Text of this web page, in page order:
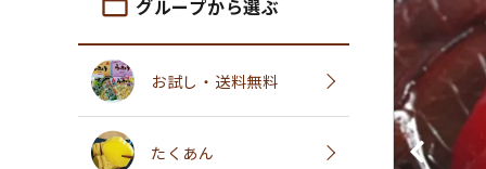
folder_open グループから選ぶ
お試し・送料無料
たくあん